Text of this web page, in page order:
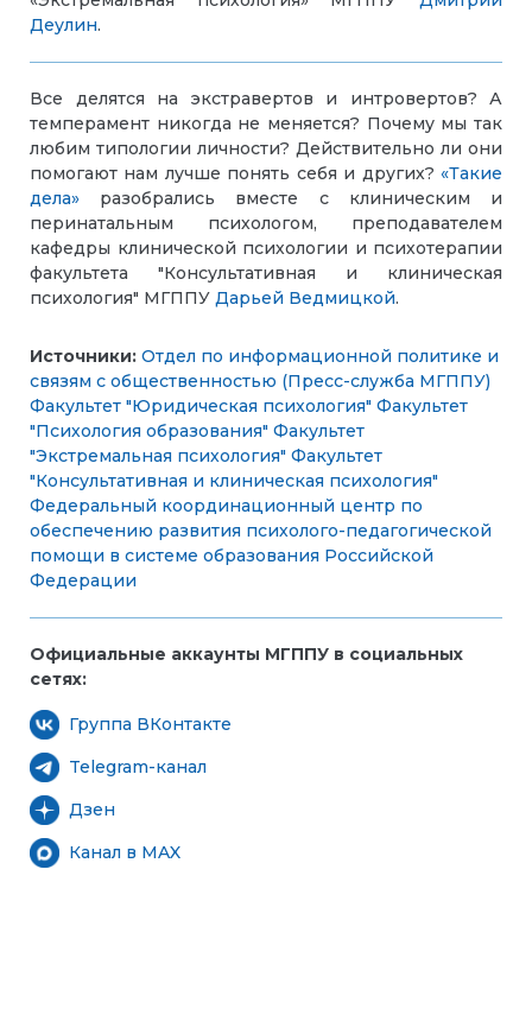
Деулин.
Все делятся на экстравертов и интровертов? А
темперамент никогда не меняется? Почему мы так
любим типологии личности? Действительно ли они
помогают нам лучше понять себя и других? «Такие
дела» разобрались вместе с клиническим и
перинатальным психологом, преподавателем
кафедры клинической психологии и психотерапии
факультета "Консультативная и клиническая
психология" МГППУ Дарьей Ведмицкой.
Источники: Отдел по информационной политике и
связям с общественностью (Пресс-служба МГППУ)
Факультет "Юридическая психология" Факультет
"Психология образования" Факультет
"Экстремальная психология" Факультет
"Консультативная и клиническая психология"
Федеральный координационный центр по
обеспечению развития психолого-педагогической
помощи в системе образования Российской
Федерации
Официальные аккаунты МГППУ в социальных
сетях:
Группа ВКонтакте
Telegram-канал
Дзен
Канал в MAX